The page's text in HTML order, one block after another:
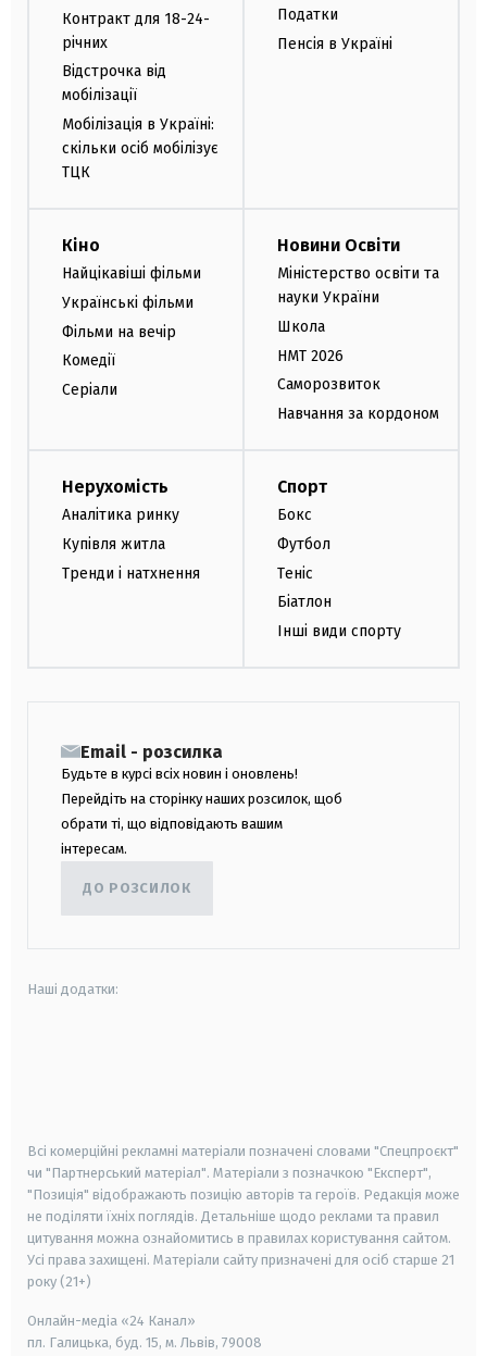
Контракт для 18-24-
річних
Відстрочка від
мобілізації
Мобілізація в Україні:
скільки осіб мобілізує
ТЦК
Податки
Пенсія в Україні
Кіно
Найцікавіші фільми
Українські фільми
Фільми на вечір
Комедії
Серіали
Новини Освіти
Міністерство освіти та
науки України
Школа
НМТ 2026
Саморозвиток
Навчання за кордоном
Нерухомість
Аналітика ринку
Купівля житла
Тренди і натхнення
Спорт
Бокс
Футбол
Теніс
Біатлон
Інші види спорту
Email - розсилка
Будьте в курсі всіх новин і оновлень!
Перейдіть на сторінку наших розсилок, щоб
обрати ті, що відповідають вашим
інтересам.
ДО РОЗСИЛОК
Наші додатки:
Всі комерційні рекламні матеріали позначені словами "Спецпроєкт"
чи "Партнерський матеріал". Матеріали з позначкою "Експерт",
"Позиція" відображають позицію авторів та героїв. Редакція може
не поділяти їхніх поглядів. Детальніше щодо реклами та правил
цитування можна ознайомитись в правилах користування сайтом.
Усі права захищені. Матеріали сайту призначені для осіб старше 21
року (21+)
Онлайн-медіа «24 Канал»
пл. Галицька, буд. 15, м. Львів, 79008